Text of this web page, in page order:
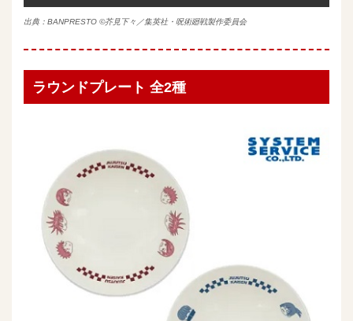
出典： BANPRESTO ©芥見下々／集英社・呪術廻戦製作委員会
ラウンドプレート 全2種